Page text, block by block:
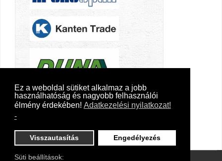
Ez a weboldal sütiket alkalmaz a jobb
használhatóság és nagyobb felhasználói
élmény érdekében! Adatkezelési nyilatkozat!
-
Visszautasítás Engedélyezés
Süti beállítások: